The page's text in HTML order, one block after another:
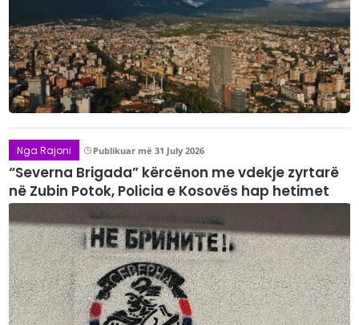
Nga Rajoni Publikuar më 31 July 2026
“Severna Brigada” kërcënon me vdekje zyrtarë
në Zubin Potok, Policia e Kosovës hap hetimet